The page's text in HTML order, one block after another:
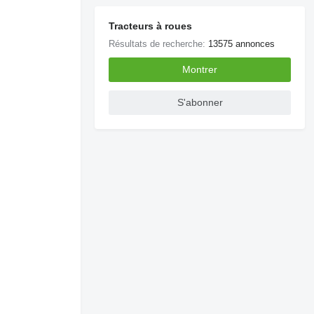
Tracteurs à roues
Résultats de recherche: 13575 annonces
Montrer
S'abonner